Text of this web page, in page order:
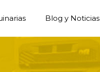
Blog y Noticias